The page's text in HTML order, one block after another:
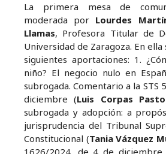
La primera mesa de
moderada por Lourdes
Llamas, Profesora Titular de
Universidad de Zaragoza. En
siguientes aportaciones: 1.
niño? El negocio nulo en
subrogada. Comentario a la STS
diciembre (Luis Corpas
subrogada y adopción: a
jurisprudencia del Tribunal
Constitucional (Tania Vázquez